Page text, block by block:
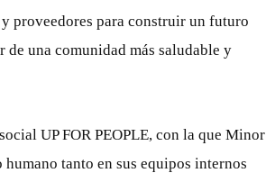
proveedores para construir un futuro
una comunidad más saludable y
UP FOR PEOPLE, con la que Minor
tanto en sus equipos internos